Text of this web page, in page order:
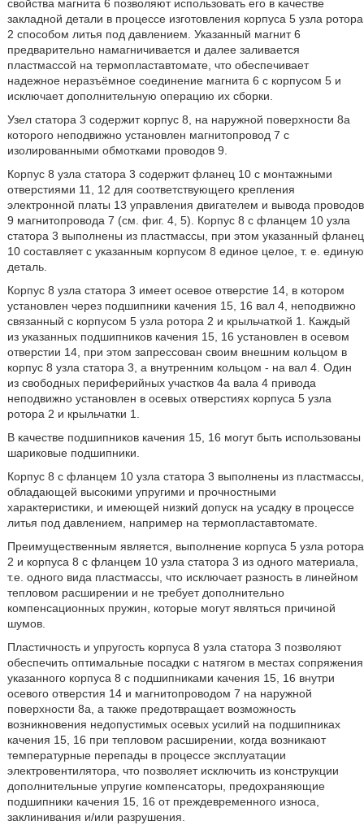
свойства магнита 6 позволяют использовать его в качестве
закладной детали в процессе изготовления корпуса 5 узла ротора
2 способом литья под давлением. Указанный магнит 6
предварительно намагничивается и далее заливается
пластмассой на термопластавтомате, что обеспечивает
надежное неразъёмное соединение магнита 6 с корпусом 5 и
исключает дополнительную операцию их сборки.
Узел статора 3 содержит корпус 8, на наружной поверхности 8а
которого неподвижно установлен магнитопровод 7 с
изолированными обмотками проводов 9.
Корпус 8 узла статора 3 содержит фланец 10 с монтажными
отверстиями 11, 12 для соответствующего крепления
электронной платы 13 управления двигателем и вывода проводов
9 магнитопровода 7 (см. фиг. 4, 5). Корпус 8 с фланцем 10 узла
статора 3 выполнены из пластмассы, при этом указанный фланец
10 составляет с указанным корпусом 8 единое целое, т. е. единую
деталь.
Корпус 8 узла статора 3 имеет осевое отверстие 14, в котором
установлен через подшипники качения 15, 16 вал 4, неподвижно
связанный с корпусом 5 узла ротора 2 и крыльчаткой 1. Каждый
из указанных подшипников качения 15, 16 установлен в осевом
отверстии 14, при этом запрессован своим внешним кольцом в
корпус 8 узла статора 3, а внутренним кольцом - на вал 4. Один
из свободных периферийных участков 4а вала 4 привода
неподвижно установлен в осевых отверстиях корпуса 5 узла
ротора 2 и крыльчатки 1.
В качестве подшипников качения 15, 16 могут быть использованы
шариковые подшипники.
Корпус 8 с фланцем 10 узла статора 3 выполнены из пластмассы,
обладающей высокими упругими и прочностными
характеристики, и имеющей низкий допуск на усадку в процессе
литья под давлением, например на термопластавтомате.
Преимущественным является, выполнение корпуса 5 узла ротора
2 и корпуса 8 с фланцем 10 узла статора 3 из одного материала,
т.е. одного вида пластмассы, что исключает разность в линейном
тепловом расширении и не требует дополнительно
компенсационных пружин, которые могут являться причиной
шумов.
Пластичность и упругость корпуса 8 узла статора 3 позволяют
обеспечить оптимальные посадки с натягом в местах сопряжения
указанного корпуса 8 с подшипниками качения 15, 16 внутри
осевого отверстия 14 и магнитопроводом 7 на наружной
поверхности 8а, а также предотвращает возможность
возникновения недопустимых осевых усилий на подшипниках
качения 15, 16 при тепловом расширении, когда возникают
температурные перепады в процессе эксплуатации
электровентилятора, что позволяет исключить из конструкции
дополнительные упругие компенсаторы, предохраняющие
подшипники качения 15, 16 от преждевременного износа,
заклинивания и/или разрушения.